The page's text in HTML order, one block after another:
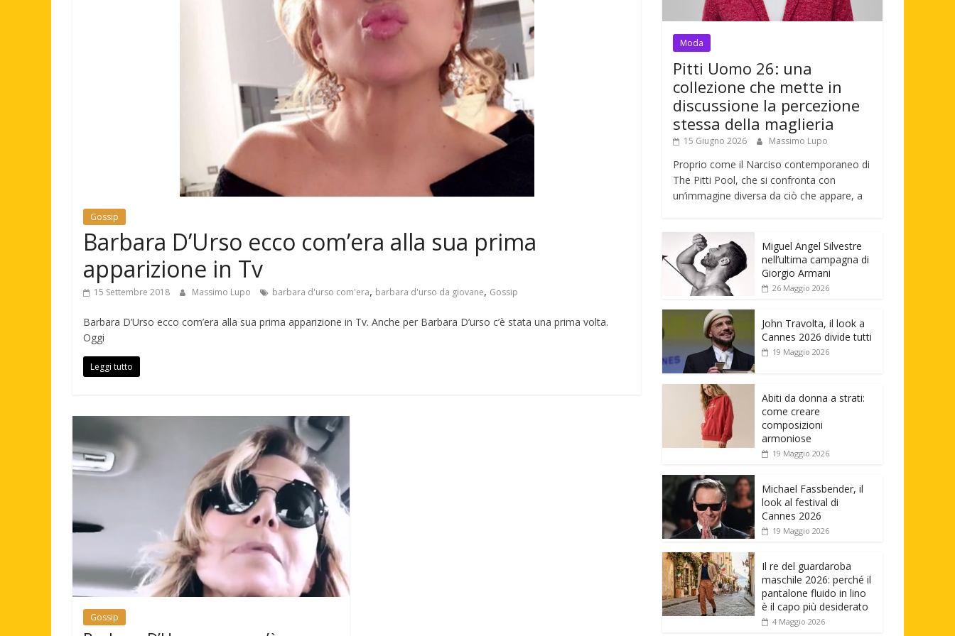
Gossip
Barbara D’Urso ecco com’era alla sua prima
apparizione in Tv
15 Settembre 2018 Massimo Lupo barbara d'urso com'era, barbara d'urso da giovane, Gossip
Barbara D’Urso ecco com’era alla sua prima apparizione in Tv. Anche per Barbara D’urso c’è stata una prima volta.
Oggi
Leggi tutto
Gossip
Moda
Pitti Uomo 26: una
collezione che mette in
discussione la percezione
stessa della maglieria
15 Giugno 2026 Massimo Lupo
Proprio come il Narciso contemporaneo di
The Pitti Pool, che si confronta con
un’immagine diversa da ciò che appare, a
Miguel Angel Silvestre
nell’ultima campagna di
Giorgio Armani
26 Maggio 2026
John Travolta, il look a
Cannes 2026 divide tutti
19 Maggio 2026
Abiti da donna a strati:
come creare
composizioni
armoniose
19 Maggio 2026
Michael Fassbender, il
look al festival di
Cannes 2026
19 Maggio 2026
Il re del guardaroba
maschile 2026: perché il
pantalone fluido in lino
è il capo più desiderato
4 Maggio 2026